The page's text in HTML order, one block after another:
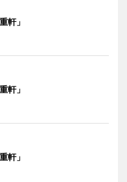
軒」
軒」
軒」